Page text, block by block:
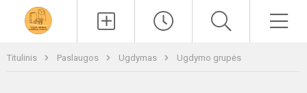
Titulinis Paslaugos Ugdymas Ugdymo grupės